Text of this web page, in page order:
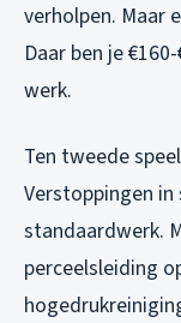
verholpen. Maar
Daar ben je
werk.
Ten tweede
Verstoppingen
standaardwerk.
perceelsleiding